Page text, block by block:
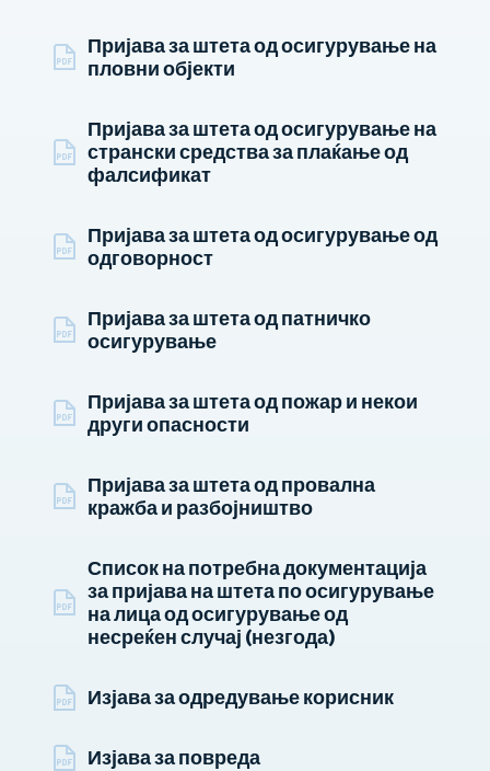
Пријава за штета од осигурување на
пловни објекти
Пријава за штета од осигурување на
странски средства за плаќање од
фалсификат
Пријава за штета од осигурување од
одговорност
Пријава за штета од патничко
осигурување
Пријава за штета од пожар и некои
други опасности
Пријава за штета од провална
кражба и разбојништво
Список на потребна документација
за пријава на штета по осигурување
на лица од осигурување од
несреќен случај (незгода)
Изјава за одредување корисник
Изјава за повреда